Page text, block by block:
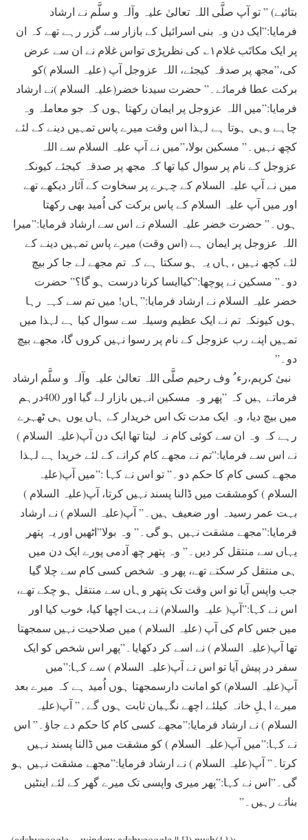
بتائیے) ” تو آپ صلَّی اللہ تعالیٰ علیہ وآلہ و سلَّم نے ارشاد
فرمايا:”ايک دن وہ بنی اسرائيل کے بازار سے گزر رہے تھے کہ ان
پر ايک مکاتَب غلام۱؎ کی نظرپڑی تواس غلام نے ان سے عرض
کی،”مجھ پر صدقہ کيجئے، اللہ عزوجل آپ (علیہ السلام )کو
برکت عطا فرمائے۔” حضرت سیدنا خضر(علیہ السلام )نے ارشاد
فرمايا:”ميں اللہ عزوجل پر ايمان رکھتا ہوں کہ جو معاملہ وہ
چاہے وہی ہوتا ہے لہذا اس وقت میرے پاس تمہیں دینے کے لئے
کچھ نہیں۔” مسکين بولا،”ميں نے آپ علیہ السلام سے اللہ
عزوجل کے نام پر سوال کیا تھا کہ مجھ پر صدقہ کيجئے کيونکہ
ميں نے آپ علیہ السلام کے چہرے پر سخاوت کے آثار ديکھے تھے
اور ميں آپ علیہ السلام کے پاس برکت کی اُميد بھی رکھتا
ہوں۔” حضرت خضر علیہ السلام نے اس سے ارشاد فرمايا:”میرا
اللہ عزوجل پر ايمان ہے (اس وقت) ميرے پاس تمہيں دينے کے
لئے کچھ نہيں ،ہاں یہ ہو سکتا ہے کہ تم مجھے لے جا کر بيچ
دو۔” مسکين نے پوچھا:”کياايسا کرنا درست ہو گا؟” حضرت
خضر علیہ السلام نے ارشاد فرمايا:”ہاں! ميں تم سے کہہ رہا
ہوں کیونکہ تم نے ايک عظيم وسيلہ سے سوال کيا ہے لہذا ميں
تمہيں اپنے رب عزوجل کے نام پر رسوا نہيں کروں گا، مجھے بيچ
دو۔”
نبئ کريم،رء ُ وف رحیم صلَّی اللہ تعالیٰ علیہ وآلہ و سلَّم ارشاد
فرماتے ہیں کہ ”پھر وہ مسکين انہيں بازار لے گيا اور 400درہم
ميں بيچ ديا، وہ ايک مدت تک اس خريدار کے ہاں يوں ہی ٹھہرے
رہے کہ وہ ان سے کوئی کام نہ ليتا تھا ایک دن آپ(علیہ السلام )
نے اس سے فرمايا:”تم نے مجھے کام کرانے کے لئے خريدا ہے لہذا
مجھے کسی کام کا حکم دو۔” تو اس نے کہا :”ميں آپ(علیہ
السلام ) کومشقت ميں ڈالنا پسند نہيں کرتا، آپ(علیہ السلام )
بہت عمر رسيدہ اور ضعيف ہيں۔” آپ(علیہ السلام ) نے ارشاد
فرمايا:”مجھے مشقت نہيں ہو گی۔” وہ بولا”اٹھیں اور يہ پتھر
يہاں سے منتقل کر دیں۔” وہ پتھر چھ آدمی پورے ايک دن ميں
ہی منتقل کر سکتے تھے، پھر وہ شخص کسی کام سے چلا گيا
جب واپس آيا تو اس وقت تک پتھر وہاں سے منتقل ہو چکے تھے،
اس نے کہا:”آپ( علیہ والسلام) نے بہت اچھا کيا، خوب کيا اور
ميں جس کام کی آپ (علیہ السلام ) ميں صلاحيت نہيں سمجھتا
تھا آپ(علیہ السلام ) نے اسے کر دکھايا۔”پھر اس شخص کو ایک
سفر در پيش آيا تو اس نے آپ(علیہ السلام ) سے کہا:”ميں
آپ(علیہ السلام) کو امانت دارسمجھتا ہوں اُمید ہے کہ ميرے بعد
ميرے اہلِ خانہ کيلئے اچھے نگہبان ثابت ہوں گے۔” آپ(علیہ
السلام ) نے ارشاد فرمايا:”مجھے کسی کام کا حکم دے جاؤ۔” اس
نے کہا:”ميں آپ(علیہ السلام ) کو مشقت ميں ڈالنا پسند نہيں
کرتا۔” آپ(علیہ السلام ) نے ارشاد فرمايا:”مجھے مشقت نہيں ہو
گی۔”اس نے کہا:”پھر ميری واپسی تک ميرے گھر کے لئے اينٹيں
بناتے رہیں۔”